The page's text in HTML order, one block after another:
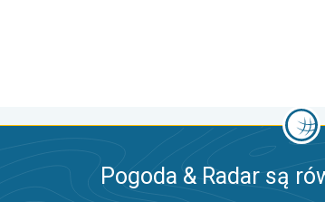
Pogoda & Radar są